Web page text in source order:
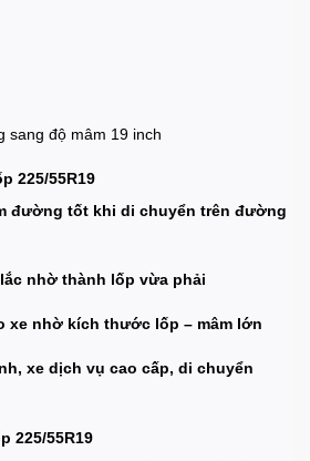
sang độ mâm 19 inch
225/55R19
đường tốt khi di chuyển trên đường
nhờ thành lốp vừa phải
xe nhờ kích thước lốp – mâm lớn
xe dịch vụ cao cấp, di chuyển
225/55R19